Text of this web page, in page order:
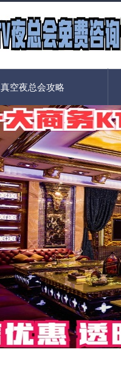
真空夜总会攻略